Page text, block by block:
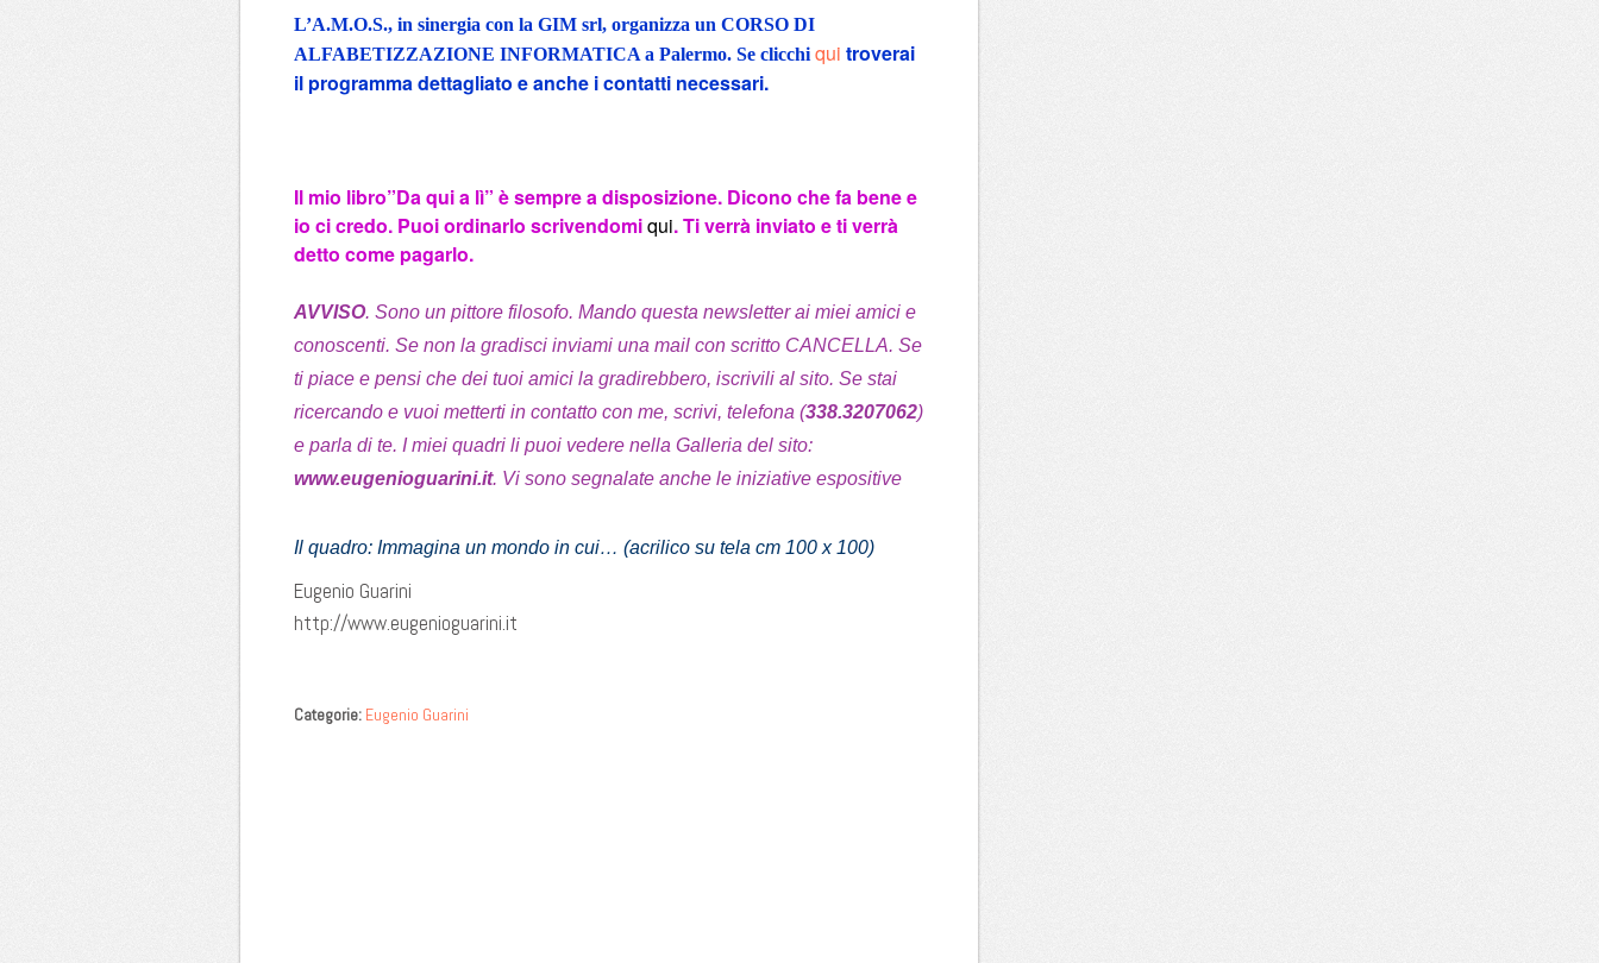
L’A.M.O.S., in sinergia con la GIM srl, organizza un CORSO DI
ALFABETIZZAZIONE INFORMATICA a Palermo. Se clicchi qui troverai
il programma dettagliato e anche i contatti necessari.
Il mio libro”Da qui a lì” è sempre a disposizione. Dicono che fa bene e
io ci credo. Puoi ordinarlo scrivendomiqui. Ti verrà inviato e ti verrà
detto come pagarlo.
AVVISO. Sono un pittore filosofo. Mando questa newsletter ai miei amici e
conoscenti. Se non la gradisci inviami una mail con scritto CANCELLA. Se
ti piace e pensi che dei tuoi amici la gradirebbero, iscrivili al sito. Se stai
ricercando e vuoi metterti in contatto con me, scrivi, telefona (338.3207062)
e parla di te. I miei quadri li puoi vedere nella Galleria del sito:
www.eugenioguarini.it. Vi sono segnalate anche le iniziative espositive
Il quadro: Immagina un mondo in cui… (acrilico su tela cm 100 x 100)
Eugenio Guarini
http://www.eugenioguarini.it
Categorie: Eugenio Guarini